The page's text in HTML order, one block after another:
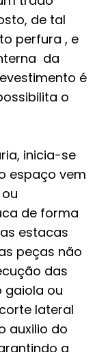
de tal
perfura , e
da
é
o
inicia-se
espaço vem
de forma
estacas
peças não
das
ou
lateral
auxilio do
a